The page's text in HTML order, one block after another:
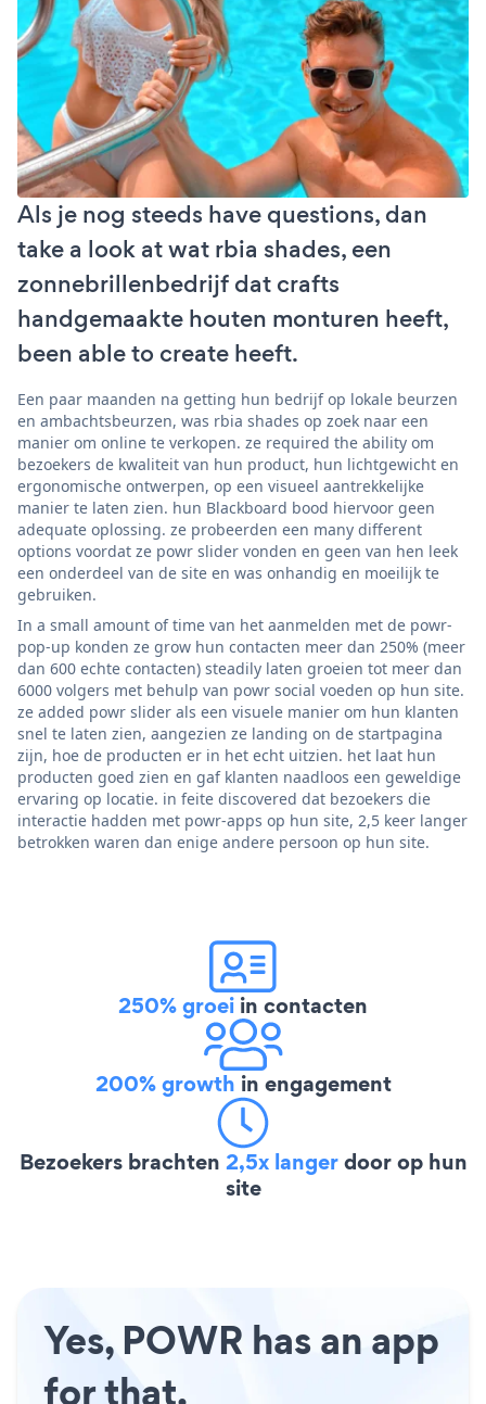
Als je nog steeds have questions, dan
take a look at wat rbia shades, een
zonnebrillenbedrijf dat crafts
handgemaakte houten monturen heeft,
been able to create heeft.
Een paar maanden na getting hun bedrijf op lokale beurzen
en ambachtsbeurzen, was rbia shades op zoek naar een
manier om online te verkopen. ze required the ability om
bezoekers de kwaliteit van hun product, hun lichtgewicht en
ergonomische ontwerpen, op een visueel aantrekkelijke
manier te laten zien. hun Blackboard bood hiervoor geen
adequate oplossing. ze probeerden een many different
options voordat ze powr slider vonden en geen van hen leek
een onderdeel van de site en was onhandig en moeilijk te
gebruiken.
In a small amount of time van het aanmelden met de powr-
pop-up konden ze grow hun contacten meer dan 250% (meer
dan 600 echte contacten) steadily laten groeien tot meer dan
6000 volgers met behulp van powr social voeden op hun site.
ze added powr slider als een visuele manier om hun klanten
snel te laten zien, aangezien ze landing on de startpagina
zijn, hoe de producten er in het echt uitzien. het laat hun
producten goed zien en gaf klanten naadloos een geweldige
ervaring op locatie. in feite discovered dat bezoekers die
interactie hadden met powr-apps op hun site, 2,5 keer langer
betrokken waren dan enige andere persoon op hun site.
250% groei in contacten
200% growth in engagement
Bezoekers brachten 2,5x langerdoor op hun
site
Yes, POWR has an app
for that.